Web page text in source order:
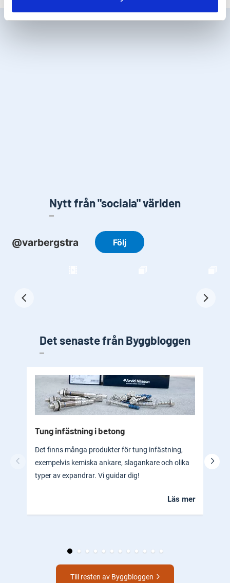
Nytt från "sociala" världen
Det senaste från Byggbloggen
Tung infästning i betong
Det finns många produkter för tung infästning,
exempelvis kemiska ankare, slagankare och olika
typer av expandrar. Vi guidar dig!
Läs mer
Till resten av Byggbloggen